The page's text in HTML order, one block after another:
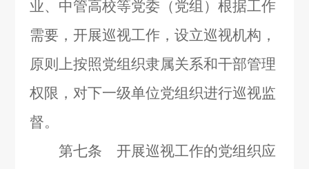
业、中管高校等党委（党组）根据工作
需要，开展巡视工作，设立巡视机构，
原则上按照党组织隶属关系和干部管理
权限，对下一级单位党组织进行巡视监
督。
第七条 开展巡视工作的党组织应